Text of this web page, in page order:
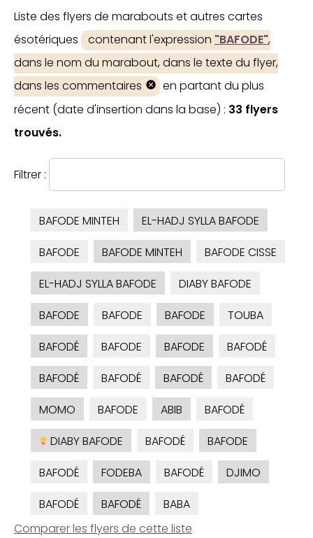
Liste des flyers de marabouts et autres cartes
ésotériques
contenant l'expression "BAFODE",
dans le nom du marabout, dans le texte du flyer,
dans les commentaires
en partant du plus
récent (date d'insertion dans la base) : 33 flyers
trouvés.
Filtrer :
BAFODE MINTEH
EL-HADJ SYLLA BAFODE
BAFODE
BAFODE MINTEH
BAFODE CISSE
EL-HADJ SYLLA BAFODE
DIABY BAFODE
BAFODE
BAFODE BAFODE
TOUBA
BAFODÉ
BAFODE BAFODE
BAFODÉ
BAFODÉ
BAFODÉ BAFODÉ
BAFODÉ
MOMO
BAFODE ABIB
BAFODÉ
DIABY BAFODE
BAFODÉ
BAFODE
BAFODÉ
FODEBA BAFODÉ
DJIMO
BAFODÉ
BAFODÉ
BABA
Comparer les flyers de cette liste